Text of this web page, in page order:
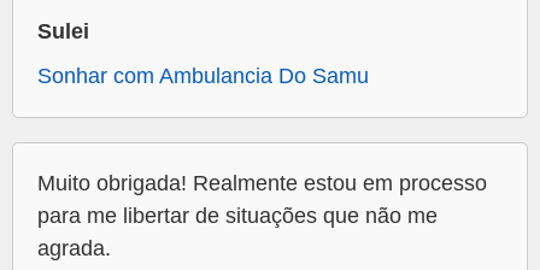
Sulei
Sonhar com Ambulancia Do Samu
Muito obrigada! Realmente estou em processo
para me libertar de situações que não me
agrada.